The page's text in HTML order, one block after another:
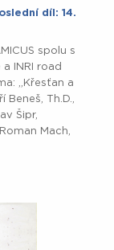
díl: 14.
spolu s
INRI road
„Křesťan a
Beneš, Th.D.,
Šipr,
Mach,